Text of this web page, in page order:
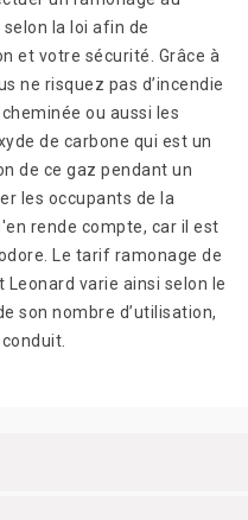
la loi afin de
et votre sécurité. Grâce à
ne risquez pas d’incendie
ou aussi les
de carbone qui est un
de ce gaz pendant un
les occupants de la
rende compte, car il est
Le tarif ramonage de
Leonard varie ainsi selon le
son nombre d’utilisation,